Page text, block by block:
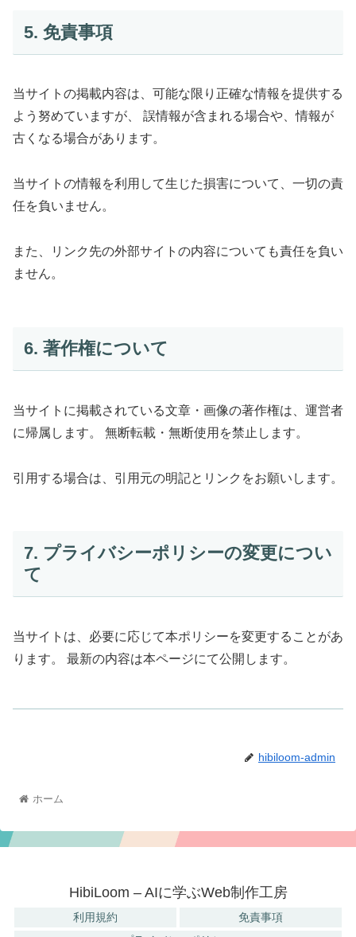
5. 免責事項
当サイトの掲載内容は、可能な限り正確な情報を提供する
よう努めていますが、 誤情報が含まれる場合や、情報が
古くなる場合があります。
当サイトの情報を利用して生じた損害について、一切の責
任を負いません。
また、リンク先の外部サイトの内容についても責任を負い
ません。
6. 著作権について
当サイトに掲載されている文章・画像の著作権は、運営者
に帰属します。 無断転載・無断使用を禁止します。
引用する場合は、引用元の明記とリンクをお願いします。
7. プライバシーポリシーの変更につい
て
当サイトは、必要に応じて本ポリシーを変更することがあ
ります。 最新の内容は本ページにて公開します。
hibiloom-admin
ホーム
HibiLoom – AIに学ぶWeb制作工房
利用規約
免責事項